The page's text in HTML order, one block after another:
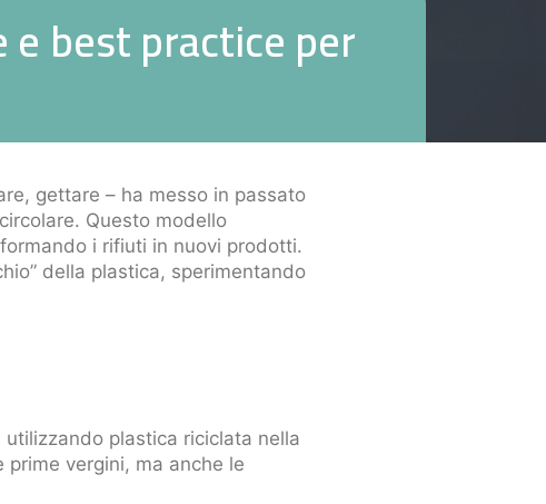
ebestpracticeper
gettare – ha messo in passato
Questo modello
i rifiuti in nuovi prodotti.
della plastica, sperimentando
plastica riciclata nella
vergini, ma anche le